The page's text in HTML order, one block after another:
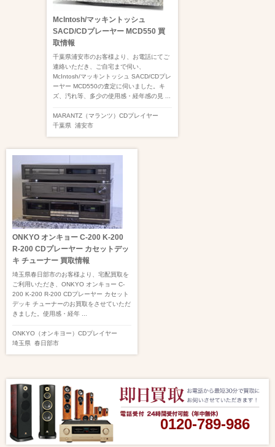
McIntosh/マッキントッシュ
SACD/CDプレーヤー MCD550 買
取情報
千葉県浦安市のお客様より、お電話にてご
連絡いただき、ご自宅まで伺い、
McIntosh/マッキントッシュ SACD/CDプレ
ーヤー MCD550の査定に伺いました。キ
ズ、汚れ等、多少の使用感・経年感の見 ...
MARANTZ（マランツ） CDプレイヤー
千葉県 浦安市
ONKYO オンキョー C-200 K-200
R-200 CDプレーヤー カセットデッ
キ チューナー 買取情報
埼玉県春日部市のお客様より、宅配買取を
ご利用いただき、ONKYO オンキョー C-
200 K-200 R-200 CDプレーヤー カセット
デッキ チューナーのお買取をさせていただ
きました。使用感・経年 ...
ONKYO（オンキヨー） CDプレイヤー
埼玉県 春日部市
0120-789-986